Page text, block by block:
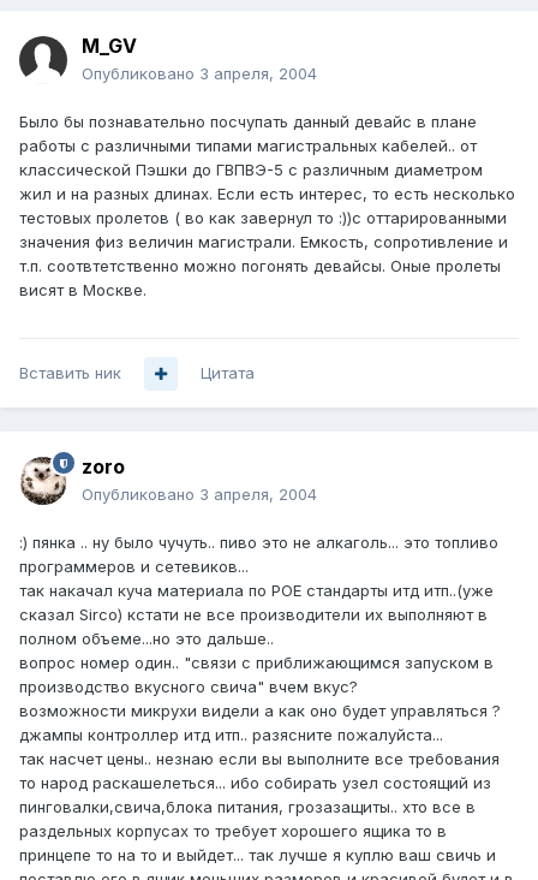
M_GV
Опубликовано 3 апреля, 2004
Было бы познавательно посчупать данный девайс в плане
работы с различными типами магистральных кабелей.. от
классической Пэшки до ГВПВЭ-5 с различным диаметром
жил и на разных длинах. Если есть интерес, то есть несколько
тестовых пролетов ( во как завернул то :))с оттарированными
значения физ величин магистрали. Емкость, сопротивление и
т.п. соотвтетственно можно погонять девайсы. Оные пролеты
висят в Москве.
Вставить ник Цитата
zoro
Опубликовано 3 апреля, 2004
:) пянка .. ну было чучуть.. пиво это не алкаголь... это топливо
программеров и сетевиков...
так накачал куча материала по РОЕ стандарты итд итп..(уже
сказал Sirco) кстати не все производители их выполняют в
полном объеме...но это дальше..
вопрос номер один.. "связи с приближающимся запуском в
производство вкусного свича" вчем вкус?
возможности микрухи видели а как оно будет управляться ?
джампы контроллер итд итп.. разясните пожалуйста...
так насчет цены.. незнаю если вы выполните все требования
то народ раскашелеться... ибо собирать узел состоящий из
пинговалки,свича,блока питания, грозазащиты.. хто все в
раздельных корпусах то требует хорошего ящика то в
принцепе то на то и выйдет... так лучше я куплю ваш свичь и